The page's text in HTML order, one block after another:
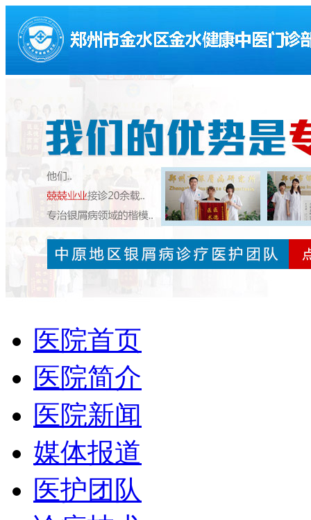
医院首页
医院简介
医院新闻
媒体报道
医护团队